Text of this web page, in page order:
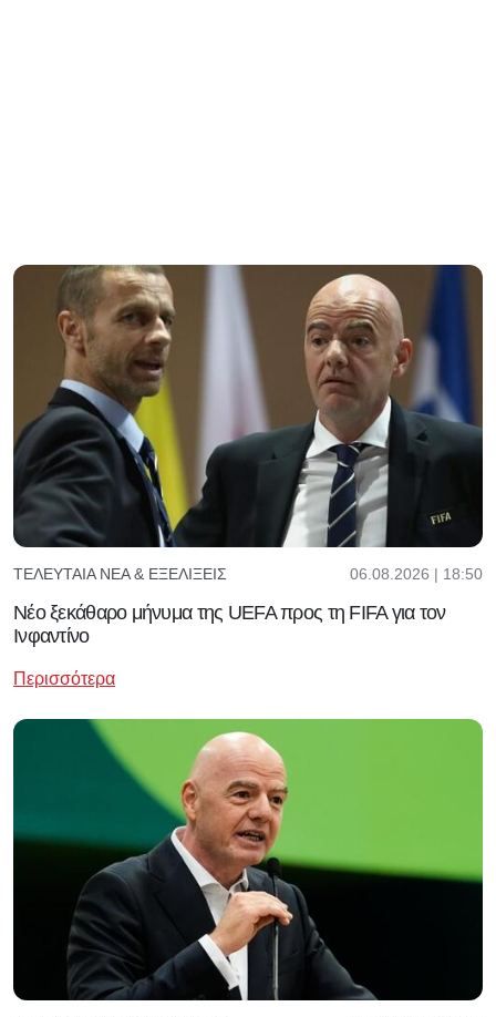
ΤΕΛΕΥΤΑΊΑ ΝΈΑ & ΕΞΕΛΊΞΕΙΣ 06.08.2026 | 18:50
Νέο ξεκάθαρο μήνυμα της UEFA προς τη FIFA για τον
Ινφαντίνο
Περισσότερα